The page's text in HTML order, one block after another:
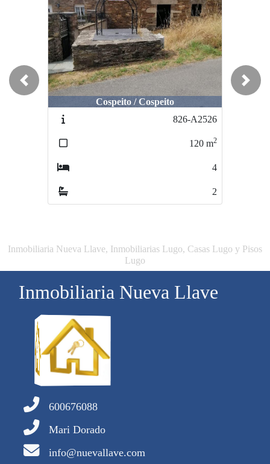
Cospeito / Cospeito
826-A2526
120 m2
4
2
Previous Next
Inmobiliaria Nueva Llave, Inmobiliarias Lugo, Casas Lugo y Pisos
Lugo
Inmobiliaria Nueva Llave
600676088
Mari Dorado
info@nuevallave.com